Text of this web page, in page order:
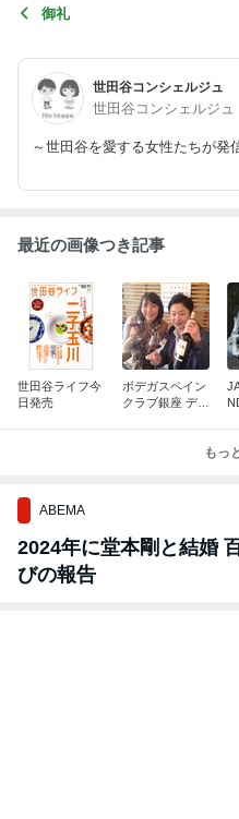
御礼
世田谷コンシェルジュ
世田谷コンシェルジュ
～世田谷を愛する女性たちが発
最近の画像つき記事
世田谷ライフ今
日発売
ボデガスペイン
クラブ銀座 ディ
もっ
ABEMA
2024年に堂本剛と結婚
びの報告